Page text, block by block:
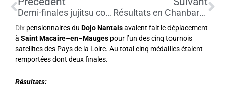
Demi-finales jujitsu combat/duo/ne waza cadet.te.s seniors d’Angers Résultats en Chanbara des championnats de Bretagne
Dix pensionnaires du DojoNantaisavaient fait le déplacement
à SaintMacaire–en–Mauges pour l’un des cinq tournois
satellites des Pays de la Loire. Au total cinq médailles étaient
remportées dont deux finales.
Résultats: